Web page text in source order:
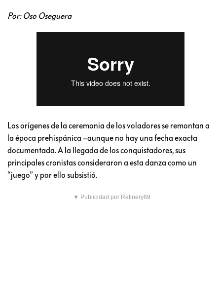
Por: Oso Oseguera
Los orígenes de la ceremonia de los voladores se remontan a
la época prehispánica –aunque no hay una fecha exacta
documentada. A la llegada de los conquistadores, sus
principales cronistas consideraron a esta danza como un
“juego” y por ello subsistió.
▼ Publicidad por Refinery89